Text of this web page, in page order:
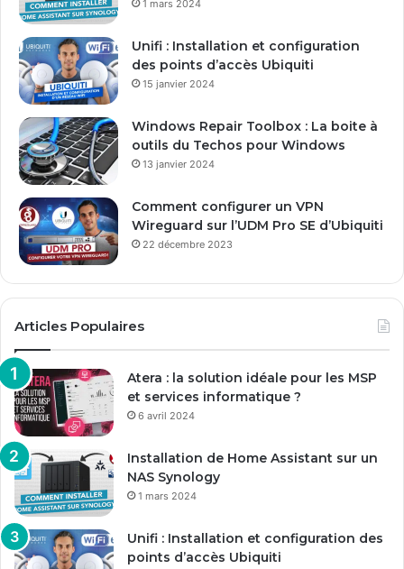
e
m
a
1 mars 2024
Unifi : Installation et configuration
des points d’accès Ubiquiti
15 janvier 2024
Windows Repair Toolbox : La boite à
outils du Techos pour Windows
13 janvier 2024
Comment configurer un VPN
Wireguard sur l’UDM Pro SE d’Ubiquiti
22 décembre 2023
Articles Populaires
Atera : la solution idéale pour les MSP
et services informatique ?
6 avril 2024
Installation de Home Assistant sur un
NAS Synology
1 mars 2024
Unifi : Installation et configuration des
points d’accès Ubiquiti